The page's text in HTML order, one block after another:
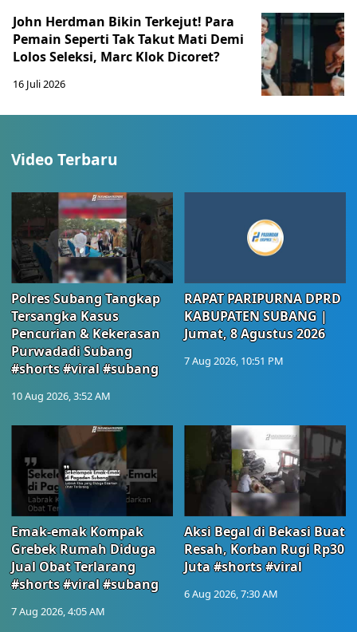
John Herdman Bikin Terkejut! Para
Pemain Seperti Tak Takut Mati Demi
Lolos Seleksi, Marc Klok Dicoret?
16 Juli 2026
Video Terbaru
Polres Subang Tangkap
Tersangka Kasus
Pencurian & Kekerasan
Purwadadi Subang
#shorts #viral #subang
10 Aug 2026, 3:52 AM
RAPAT PARIPURNA DPRD
KABUPATEN SUBANG |
Jumat, 8 Agustus 2026
7 Aug 2026, 10:51 PM
Emak-emak Kompak
Grebek Rumah Diduga
Jual Obat Terlarang
#shorts #viral #subang
7 Aug 2026, 4:05 AM
Aksi Begal di Bekasi Buat
Resah, Korban Rugi Rp30
Juta #shorts #viral
6 Aug 2026, 7:30 AM